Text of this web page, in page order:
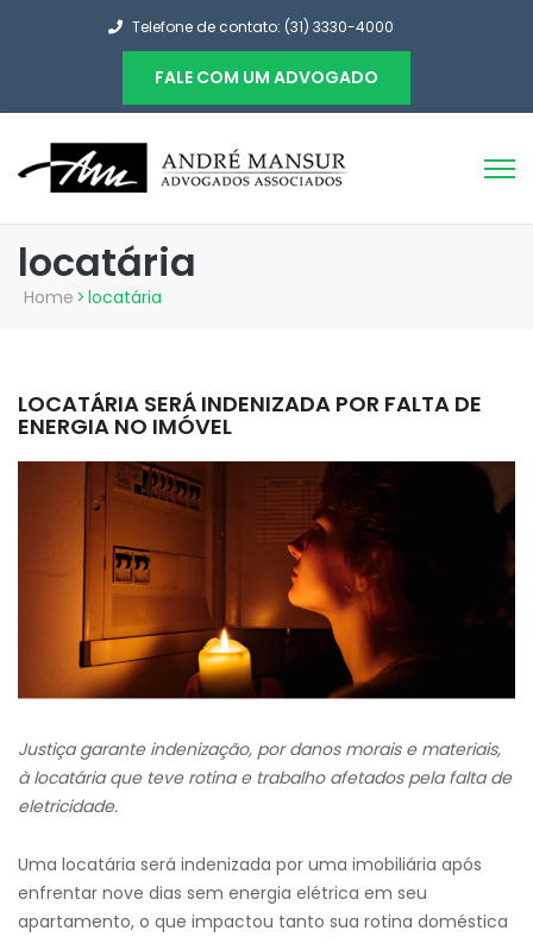
Telefone de contato: (31) 3330-4000
FALE COM UM ADVOGADO
locatária
Home > locatária
LOCATÁRIA SERÁ INDENIZADA POR FALTA DE
ENERGIA NO IMÓVEL
Justiça garante indenização, por danos morais e materiais,
à locatária que teve rotina e trabalho afetados pela falta de
eletricidade.
Uma locatária será indenizada por uma imobiliária após
enfrentar nove dias sem energia elétrica em seu
apartamento, o que impactou tanto sua rotina doméstica